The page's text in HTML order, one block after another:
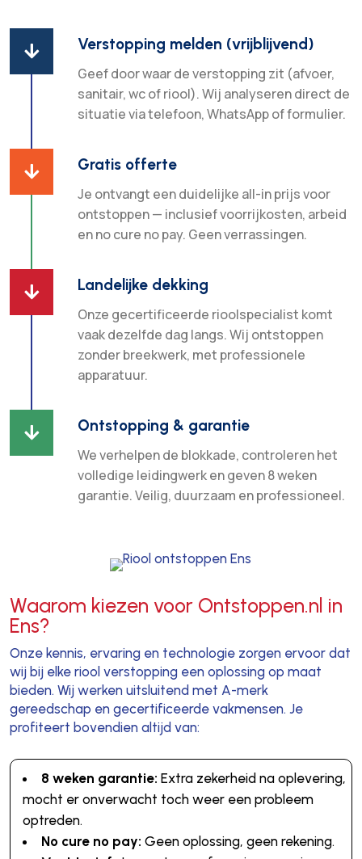
 Verstopping melden (vrijblijvend)
Geef door waar de verstopping zit (afvoer,
sanitair, wc of riool). Wij analyseren direct de
situatie via telefoon, WhatsApp of formulier.
 Gratis offerte
Je ontvangt een duidelijke all-in prijs voor
ontstoppen — inclusief voorrijkosten, arbeid
en no cure no pay. Geen verrassingen.
 Landelijke dekking
Onze gecertificeerde rioolspecialist komt
vaak dezelfde dag langs. Wij ontstoppen
zonder breekwerk, met professionele
apparatuur.
 Ontstopping & garantie
We verhelpen de blokkade, controleren het
volledige leidingwerk en geven 8 weken
garantie. Veilig, duurzaam en professioneel.
Waarom kiezen voor Ontstoppen.nl in
Ens?
Onze kennis, ervaring en technologie zorgen ervoor dat
wij bij elke riool verstopping een oplossing op maat
bieden. Wij werken uitsluitend met A-merk
gereedschap en gecertificeerde vakmensen. Je
profiteert bovendien altijd van:
8 weken garantie: Extra zekerheid na oplevering,
mocht er onverwacht toch weer een probleem
optreden.
No cure no pay: Geen oplossing, geen rekening.